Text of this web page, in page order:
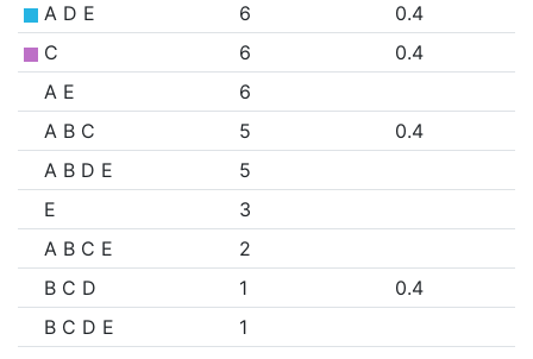
A D E
6
0.4
C
6
0.4
A E
6
A B C
5
0.4
A B D E
5
E
3
A B C E
2
B C D
1
0.4
B C D E
1